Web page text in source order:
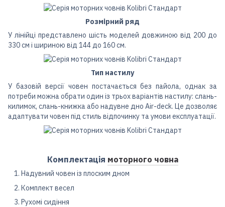
Розмірний ряд
У лінійці представлено шість моделей довжиною від 200 до
330 см і шириною від 144 до 160 см.
Тип настилу
У базовій версії човен постачається без пайола, однак за
потреби можна обрати один із трьох варіантів настилу: слань-
килимок, слань-книжка або надувне дно Air-deck. Це дозволяє
адаптувати човен під стиль відпочинку та умови експлуатації.
Комплектація моторного човна
Надувний човен із плоским дном
Комплект весел
Рухомі сидіння